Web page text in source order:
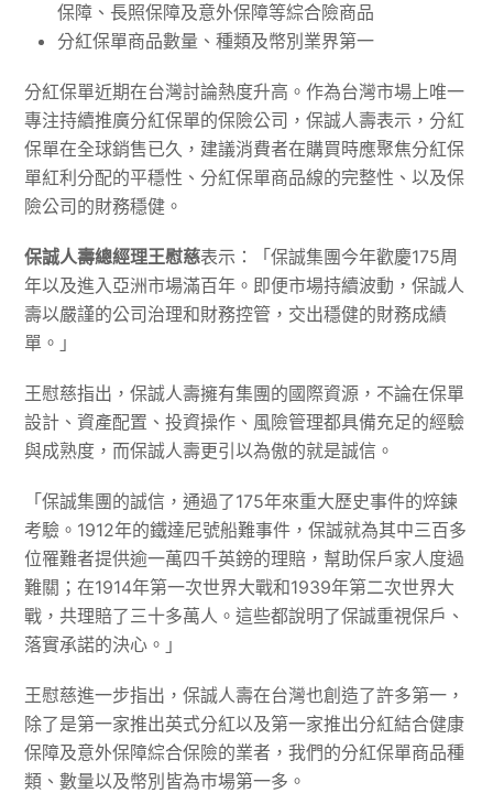
保障、長照保障及意外保障等綜合險商品
分紅保單商品數量、種類及幣別業界第一
分紅保單近期在台灣討論熱度升高。作為台灣市場上唯一
專注持續推廣分紅保單的保險公司，保誠人壽表示，分紅
保單在全球銷售已久，建議消費者在購買時應聚焦分紅保
單紅利分配的平穩性、分紅保單商品線的完整性、以及保
險公司的財務穩健。
保誠人壽總經理王慰慈表示：「保誠集團今年歡慶175周
年以及進入亞洲市場滿百年。即便市場持續波動，保誠人
壽以嚴謹的公司治理和財務控管，交出穩健的財務成績
單。」
王慰慈指出，保誠人壽擁有集團的國際資源，不論在保單
設計、資產配置、投資操作、風險管理都具備充足的經驗
與成熟度，而保誠人壽更引以為傲的就是誠信。
「保誠集團的誠信，通過了175年來重大歷史事件的焠鍊
考驗。1912年的鐵達尼號船難事件，保誠就為其中三百多
位罹難者提供逾一萬四千英鎊的理賠，幫助保戶家人度過
難關；在1914年第一次世界大戰和1939年第二次世界大
戰，共理賠了三十多萬人。這些都說明了保誠重視保戶、
落實承諾的決心。」
王慰慈進一步指出，保誠人壽在台灣也創造了許多第一，
除了是第一家推出英式分紅以及第一家推出分紅結合健康
保障及意外保障綜合保險的業者，我們的分紅保單商品種
類、數量以及幣別皆為巿場第一多。